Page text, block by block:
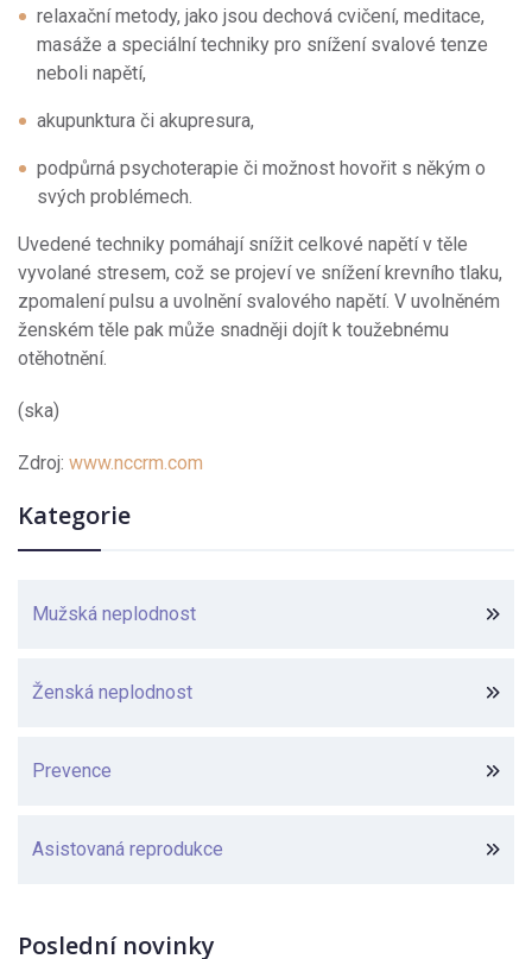
relaxační metody, jako jsou dechová cvičení, meditace,
masáže a speciální techniky pro snížení svalové tenze
neboli napětí,
akupunktura či akupresura,
podpůrná psychoterapie či možnost hovořit s někým o
svých problémech.
Uvedené techniky pomáhají snížit celkové napětí v těle
vyvolané stresem, což se projeví ve snížení krevního tlaku,
zpomalení pulsu a uvolnění svalového napětí. V uvolněném
ženském těle pak může snadněji dojít k toužebnému
otěhotnění.
(ska)
Zdroj: www.nccrm.com
Kategorie
Mužská neplodnost
Ženská neplodnost
Prevence
Asistovaná reprodukce
Poslední novinky